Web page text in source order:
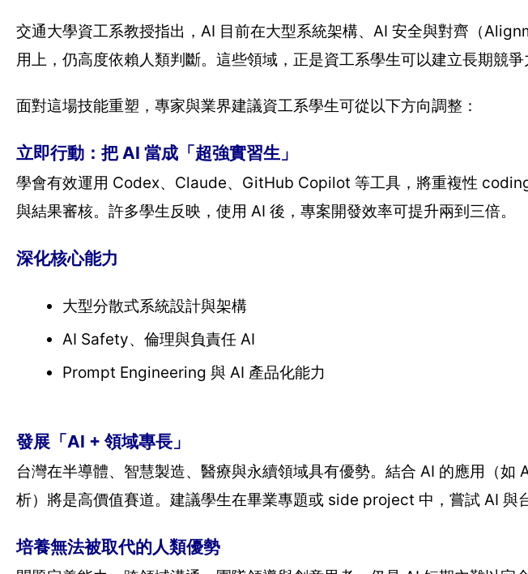
交通大學資工系教授指出，AI 目前在大型系統架構、AI 安全與對齊（
用上，仍高度依賴人類判斷。這些領域，正是資工系學生可以建立長期競爭
面對這場技能重塑，專家與業界建議資工系學生可從以下方向調整：
立即行動：把 AI 當成「超強實習生」
學會有效運用 Codex、Claude、GitHub Copilot 等工具，將重複性
與結果審核。許多學生反映，使用 AI 後，專案開發效率可提升兩到三倍。
深化核心能力
大型分散式系統設計與架構
AI Safety、倫理與負責任 AI
Prompt Engineering 與 AI 產品化能力
發展「AI + 領域專長」
台灣在半導體、智慧製造、醫療與永續領域具有優勢。結合 AI 的應用（如
析）將是高價值賽道。建議學生在畢業專題或 side project 中，嘗試 AI 與
培養無法被取代的人類優勢